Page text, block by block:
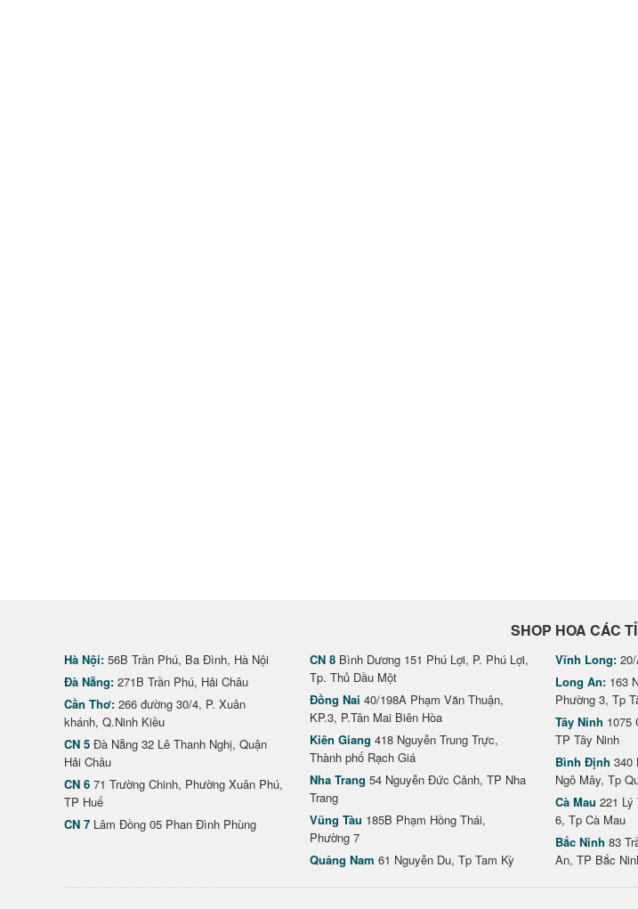
SHOP HOA CÁC
Hà Nội: 56B Trần Phú, Ba Đình, Hà Nội
Đà Nẵng: 271B Trần Phú, Hải Châu
Cần Thơ: 266 đường 30/4, P. Xuân
khánh, Q.Ninh Kiều
CN 5 Đà Nẵng 32 Lê Thanh Nghị, Quận
Hải Châu
CN 6 71 Trường Chinh, Phường Xuân Phú,
TP Huế
CN 7 Lâm Đồng 05 Phan Đình Phùng
CN 8 Bình Dương 151 Phú Lợi, P. Phú Lợi,
Tp. Thủ Dầu Một
Đồng Nai 40/198A Phạm Văn Thuận,
KP.3, P.Tân Mai Biên Hòa
Kiên Giang 418 Nguyễn Trung Trực,
Thành phố Rạch Giá
Nha Trang 54 Nguyễn Đức Cảnh, TP Nha
Trang
Vũng Tàu 185B Phạm Hồng Thái,
Phường 7
Quảng Nam 61 Nguyễn Du, Tp Tam Kỳ
Vĩnh Long:
Long An: 163
Phường 3, Tp
Tây Ninh 1075
TP Tây Ninh
Bình Định 340
Ngô Mây, Tp
Cà Mau 221
6, Tp Cà Mau
Bắc Ninh 83
An, TP Bắc